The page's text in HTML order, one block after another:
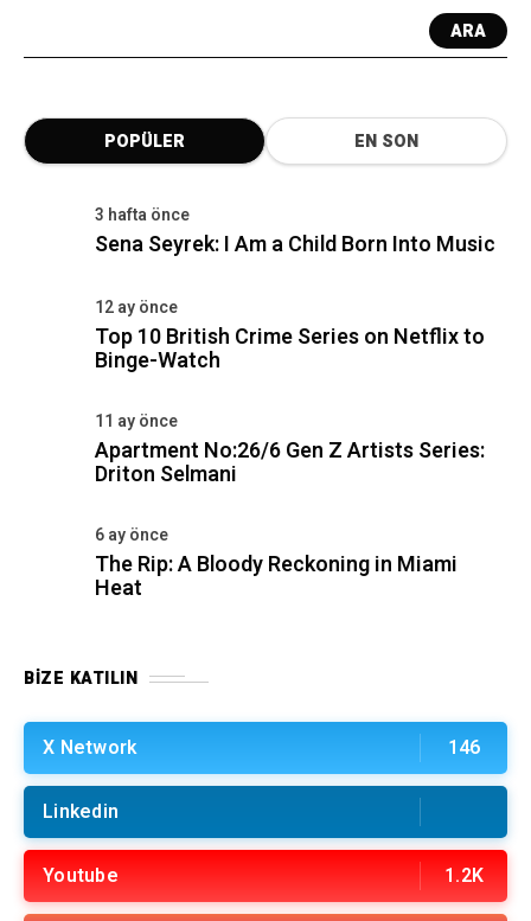
ARA
POPÜLER EN SON
3 hafta önce
Sena Seyrek: I Am a Child Born Into Music
12 ay önce
Top 10 British Crime Series on Netflix to
Binge-Watch
11 ay önce
Apartment No:26/6 Gen Z Artists Series:
Driton Selmani
6 ay önce
The Rip: A Bloody Reckoning in Miami
Heat
BIZE KATILIN
X Network 146
Linkedin
Youtube 1.2K